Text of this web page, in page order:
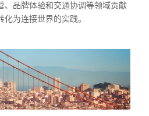
、品牌体验和交通协调等领域贡献
为连接世界的实践。